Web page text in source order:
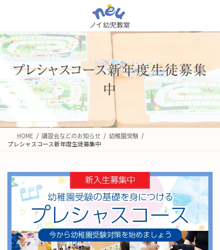
ン
ツ
へ
ッ
ー
シ
ョ
移
プレシャスコース新年度生徒募集
中
HOME 講習会などのお知らせ
幼稚園受験
プレシャスコース新年度生徒募集中